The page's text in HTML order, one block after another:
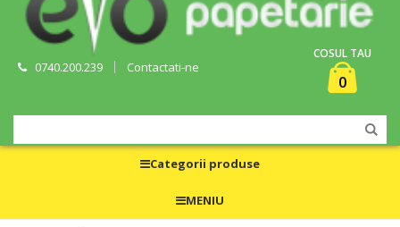
0740.200.239 Contactati-ne
COSUL TAU
0
Categorii produse
MENIU